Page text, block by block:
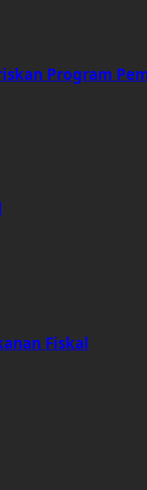
Program
Fiskal